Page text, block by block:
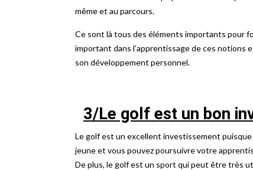
même et au parcours.
Ce sont là tous des éléments importants pour
important dans l’apprentissage de ces notions
son développement personnel.
3/Le golf est un bon
Le golf est un excellent investissement
jeune et vous pouvez poursuivre votre
De plus, le golf est un sport qui peut être très